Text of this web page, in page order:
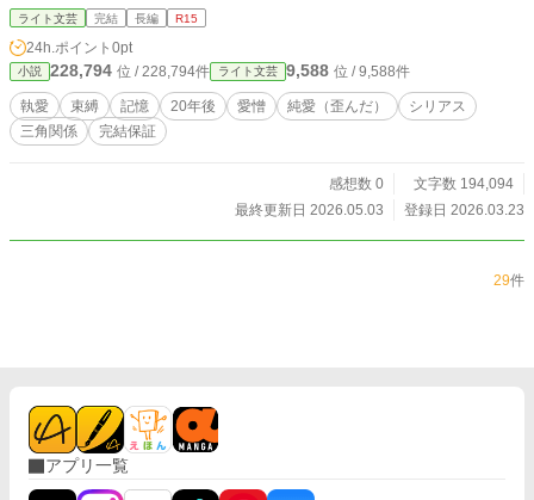
側」から見れば、ここは美しい天国だ。 「救われなかった側」から見れば、こ
こは吐き気がするほど醜い地獄だ。 同じ時間を生きてきたはずなのに、僕らの
記憶はもう、二度と重ならない。 友が壊れていく悲鳴……そんなものも、波の
音でかき消され僕たちには届かない。 だって彼女とともに生きる為に、世界を
見捨てると決めたんだから。 ――これは、人生を賭けて織りなす、最も美しく
冷酷な『断絶（セパレート）』の記録。
ライト文芸 完結 長編 R15
24h.ポイント 0pt
小説 228,794 位 / 228,794件 ライト文芸 9,588 位 / 9,588件
執愛 束縛 記憶 20年後 愛憎 純愛（歪んだ）
シリアス
三角関係
完結保証
感想数 0
文字数 194,094
最終更新日 2026.05.03
登録日 2026.03.23
29件
アプリ一覧